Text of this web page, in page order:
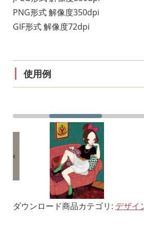
PNG形式 解像度350dpi
GIF形式 解像度72dpi
使用例
ダウンロード商品カテゴリ: デザイ